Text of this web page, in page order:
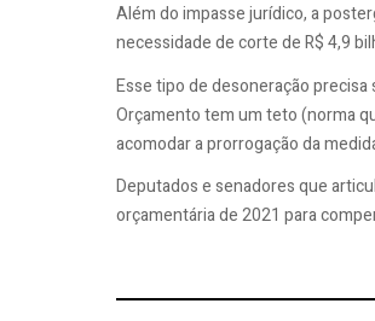
Além do impasse jurídico, a
necessidade de corte de R$ 4,9
Esse tipo de desoneração
Orçamento tem um teto (norma
acomodar a prorrogação da
Deputados e senadores que
orçamentária de 2021 para